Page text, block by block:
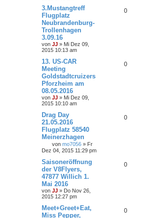
3.Mustangtreff
Flugplatz
Neubrandenburg-
Trollenhagen
3.09.16
von JJ » Mi Dez 09,
2015 10:13 am
0
13. US-CAR
Meeting
Goldstadtcruizers
Pforzheim am
08.05.2016
von JJ » Mi Dez 09,
2015 10:10 am
0
Drag Day
21.05.2016
Flugplatz 58540
Meinerzhagen
von mo7056 » Fr
Dez 04, 2015 11:29 pm
0
Saisoneröffnung
der V8Flyers,
47877 Willich 1.
Mai 2016
von JJ » Do Nov 26,
2015 12:27 pm
0
Meet+Greet+Eat,
Miss Pepper,
0